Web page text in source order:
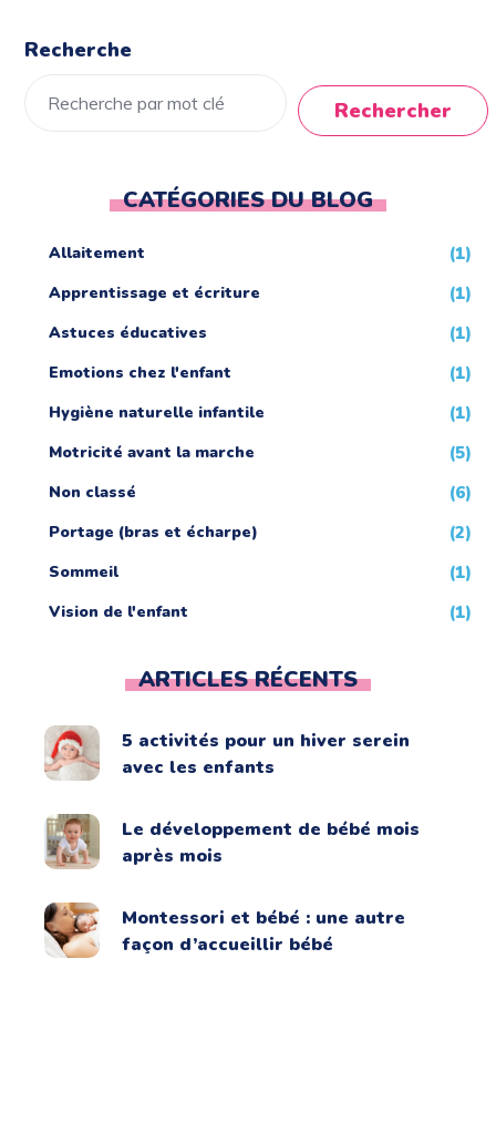
Recherche
Rechercher
CATÉGORIES DU BLOG
Allaitement (1)
Apprentissage et écriture (1)
Astuces éducatives (1)
Emotions chez l'enfant (1)
Hygiène naturelle infantile (1)
Motricité avant la marche (5)
Non classé (6)
Portage (bras et écharpe) (2)
Sommeil (1)
Vision de l'enfant (1)
ARTICLES RÉCENTS
5 activités pour un hiver serein
avec les enfants
Le développement de bébé mois
après mois
Montessori et bébé : une autre
façon d’accueillir bébé